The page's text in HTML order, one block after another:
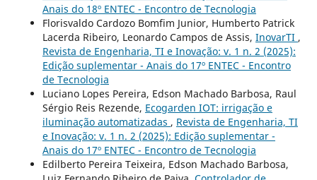
Anais do 18º ENTEC - Encontro de Tecnologia
Florisvaldo Cardozo Bomfim Junior, Humberto Patrick
Lacerda Ribeiro, Leonardo Campos de Assis, InovarTI ,
Revista de Engenharia, TI e Inovação: v. 1 n. 2 (2025):
Edição suplementar - Anais do 17º ENTEC - Encontro
de Tecnologia
Luciano Lopes Pereira, Edson Machado Barbosa, Raul
Sérgio Reis Rezende, Ecogarden IOT: irrigação e
iluminação automatizadas , Revista de Engenharia, TI
e Inovação: v. 1 n. 2 (2025): Edição suplementar -
Anais do 17º ENTEC - Encontro de Tecnologia
Edilberto Pereira Teixeira, Edson Machado Barbosa,